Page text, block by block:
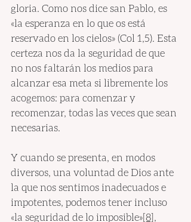
gloria. Como nos dice san Pablo, es
«la esperanza en lo que os está
reservado en los cielos» (Col 1,5). Esta
certeza nos da la seguridad de que
no nos faltarán los medios para
alcanzar esa meta si libremente los
acogemos: para comenzar y
recomenzar, todas las veces que sean
necesarias.
Y cuando se presenta, en modos
diversos, una voluntad de Dios ante
la que nos sentimos inadecuados e
impotentes, podemos tener incluso
«la seguridad de lo imposible»[8],